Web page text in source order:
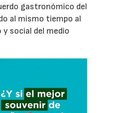
gastronómico del
al mismo tiempo al
social del medio